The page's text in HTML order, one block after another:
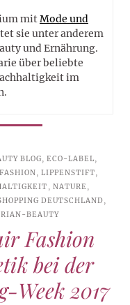
mitMode und
sie unter anderem
und Ernährung.
über beliebte
im
BLOG,ECO-LABEL,
,LIPPENSTIFT,
, NATURE,
DEUTSCHLAND,
BEAUTY
Fashion
bei der
Week 2017